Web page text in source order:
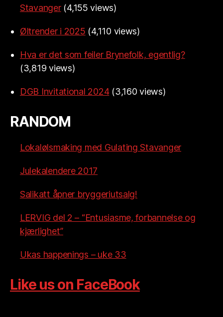
Stavanger (4,155 views)
Øltrender i 2025 (4,110 views)
Hva er det som feiler Brynefolk, egentlig?
(3,819 views)
DGB Invitational 2024 (3,160 views)
RANDOM
Lokalølsmaking med Gulating Stavanger
Julekalendere 2017
Salikatt åpner bryggeriutsalg!
LERVIG del 2 – “Entusiasme, forbannelse og
kjærlighet”
Ukas happenings – uke 33
Like us on FaceBook